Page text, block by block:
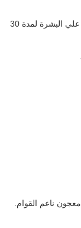
نخلط المكونات لعمل معجون ناعم القوام ثم نضع علي البشرة لمدة 30
ناعم القوام.